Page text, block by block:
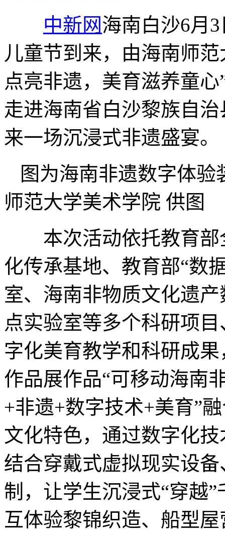
中新网海南白沙6月
儿童节到来，由海南师
点亮非遗，美育滋养童
走进海南省白沙黎族自
来一场沉浸式非遗盛宴。
图为海南非遗数字体
师范大学美术学院 供图
本次活动依托教育部
化传承基地、教育部“数
室、海南非物质文化遗
点实验室等多个科研项
字化美育教学和科研成
作品展作品“可移动海南
+非遗+数字技术+美育”
文化特色，通过数字化
结合穿戴式虚拟现实设
制，让学生沉浸式“穿越
互体验黎锦织造、船型